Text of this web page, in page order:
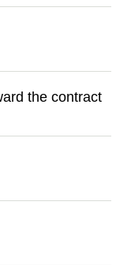
the contract